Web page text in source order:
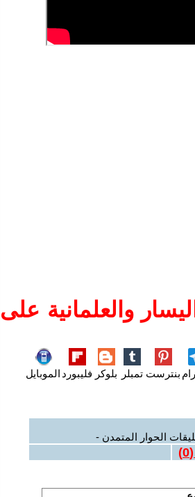
والعلمانية على
بنترست تمبلر بلوكر فليبورد الموبايل
الحوار المتمدن -
(
0
)